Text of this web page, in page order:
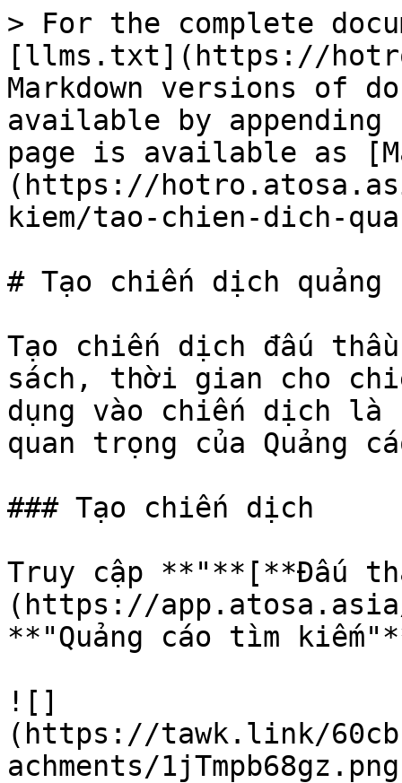
> For the complete
[llms.txt](https://
Markdown versions of
available by
page is available as
(https://
kiem/tao-chien-dich-
# Tạo chiến dịch quảng
Tạo chiến dịch đấu
sách, thời gian cho
dụng vào chiến dịch là
quan trọng của Quảng
### Tạo chiến dịch
Truy cập **"**[**Đấu
(https://
**"Quảng cáo tìm
![]
(https://tawk.link/
achments/